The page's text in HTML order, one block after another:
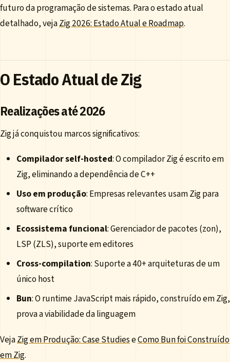
futuro da programação de sistemas. Para o estado atual
detalhado, vejaZig 2026: Estado Atual e Roadmap.
O Estado Atual de Zig
Realizações até 2026
Zig já conquistou marcos significativos:
Compilador self-hosted: O compilador Zig é escrito em
Zig, eliminando a dependência de C++
Uso em produção: Empresas relevantes usam Zig para
software crítico
Ecossistema funcional: Gerenciador de pacotes (zon),
LSP (ZLS), suporte em editores
Cross-compilation: Suporte a 40+ arquiteturas de um
único host
Bun: O runtime JavaScript mais rápido, construído em Zig,
prova a viabilidade da linguagem
VejaZig em Produção: Case StudieseComo Bun foi Construído
em Zig.